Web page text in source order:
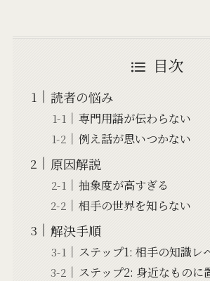
目次
読者の悩み
専門用語が伝わらない
例え話が思いつかない
原因解説
抽象度が高すぎる
相手の世界を知らない
解決手順
ステップ1: 相手の知識レ
ステップ2: 身近なものに